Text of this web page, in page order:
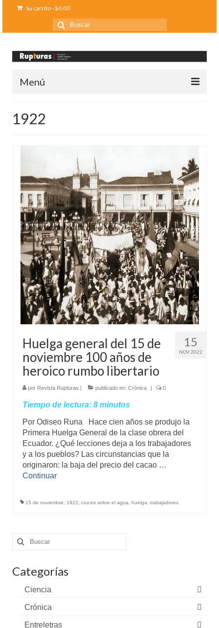
Su carrito-$0.00
Buscar
por:
Menú
Entreletras
Ciencia
Mundo
Aula Virtual
1922
15
NOV 2022
Huelga general del 15 de
noviembre 100 años de
heroico rumbo libertario
por Revista Rupturas | publicado en: Crónica | 0
Tiempo de lectura: 8 minutos
Por Odiseo Runa Hace cien años se produjo la
Primera Huelga General de la clase obrera del
Ecuador. ¿Qué lecciones deja a los trabajadores
y a los pueblos? Las circunstancias que la
originaron: la baja del precio del cacao …
Continuar
15 de noviembre 1922 cruces sobre el agua huelga trabajadores
Buscar
por:
Categorías
Ciencia
Crónica
Entreletras